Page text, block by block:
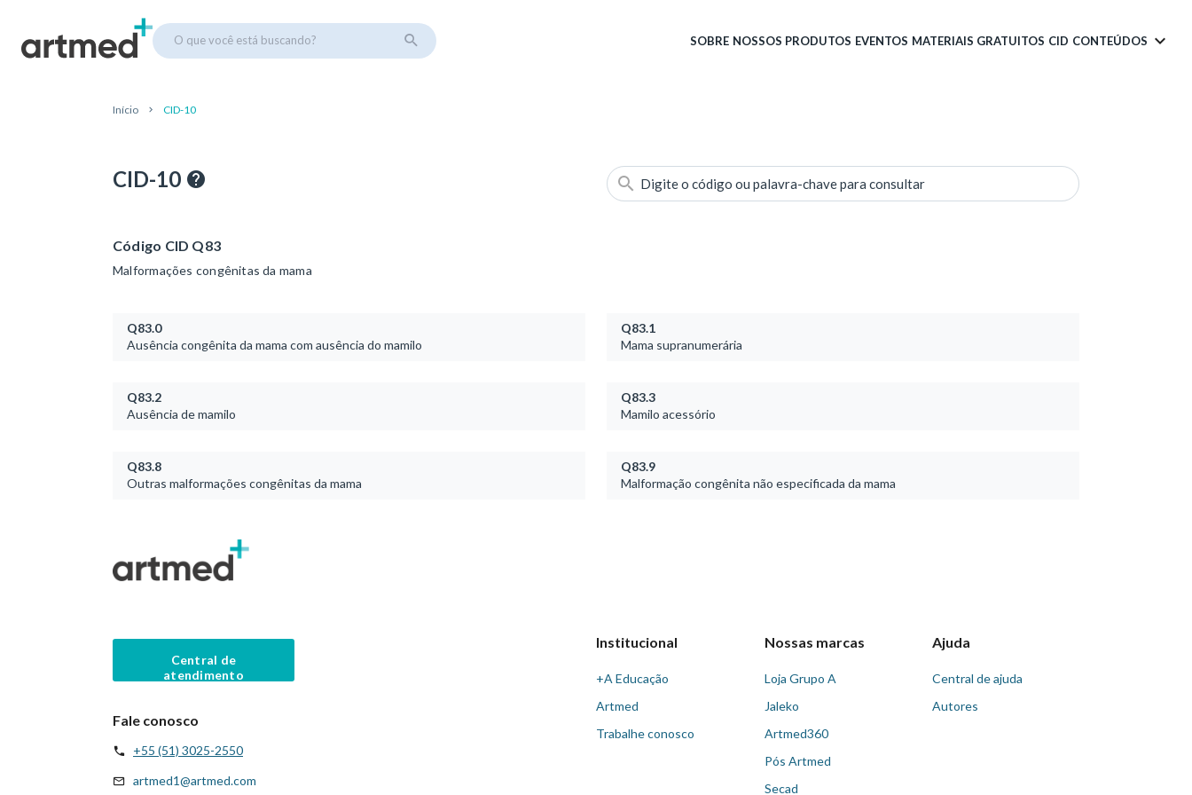
O que você está buscando? SOBRE NOSSOS PRODUTOS EVENTOS MATERIAIS GRATUITOS CID CONTEÚDOS
Início CID-10
CID-10 Digite o código ou palavra-chave para consultar
Código CID Q83
Malformações congênitas da mama
Q83.0
Ausência congênita da mama com ausência do mamilo
Q83.1
Mama supranumerária
Q83.2
Ausência de mamilo
Q83.3
Mamilo acessório
Q83.8
Outras malformações congênitas da mama
Q83.9
Malformação congênita não especificada da mama
Central de
atendimento
Fale conosco
+55 (51) 3025-2550
artmed1@artmed.com
Institucional
+A Educação
Artmed
Trabalhe conosco
Nossas marcas
Loja Grupo A
Jaleko
Artmed360
Pós Artmed
Secad
Ajuda
Central de ajuda
Autores